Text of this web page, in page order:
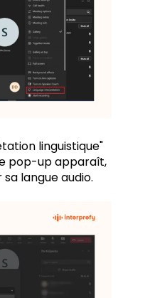
linguistique"
pop-up apparaît,
langue audio.